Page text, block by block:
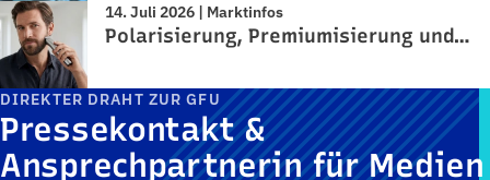
14. Juli 2026 | Marktinfos
Polarisierung, Premiumisierung und…
DIREKTER DRAHT ZUR GFU
Pressekontakt &
Ansprechpartnerin für Medien